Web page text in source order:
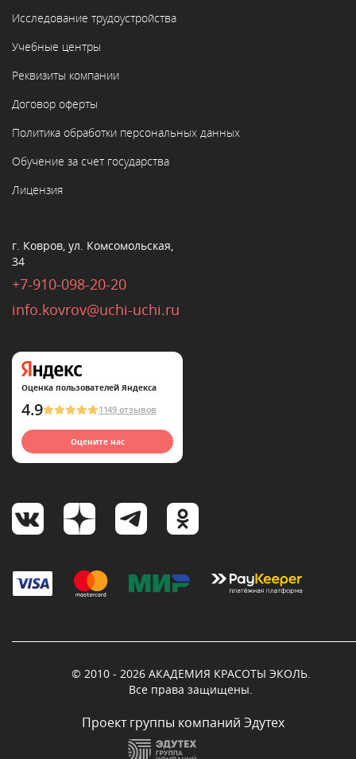
Исследование трудоустройства
Учебные центры
Реквизиты компании
Договор оферты
Политика обработки персональных данных
Обучение за счет государства
Лицензия
г. Ковров, ул. Комсомольская,
34
+7-910-098-20-20
info.kovrov@uchi-uchi.ru
Оценка пользователей Яндекса
4.9 1149 отзывов
Оцените нас
© 2010 - 2026 АКАДЕМИЯ КРАСОТЫ ЭКОЛЬ.
Все права защищены.
Проект группы компаний Эдутех